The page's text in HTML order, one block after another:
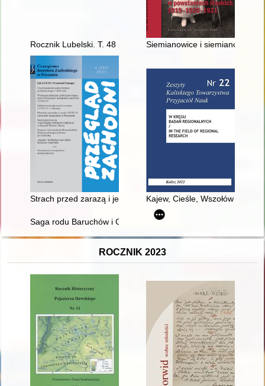
Rocznik Lubelski. T. 48 (2022) Siemianowice i
Strach przed zarazą i jego religijno-kulturowe implikacje w
Kajew, Cieśle, Wszołów
Saga rodu Baruchów i Gębalskich
ROCZNIK 2023